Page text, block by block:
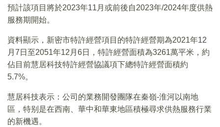
預計該項目將於2023年11月或前後自2023年/2024年度供熱
服務期開始。
資料顯示，新密市特許經營項目的特許經營期為2021年12
月7日至2051年12月6日，特許經營面積為3261萬平米，約
佔目前慧居科技特許經營協議項下總特許經營面積約
5.7%。
慧居科技表示：公司的業務開發團隊在秦嶺-淮河以南地
區，特别是在西南、華中和華東地區積極尋求供熱服務行業
的新機遇。